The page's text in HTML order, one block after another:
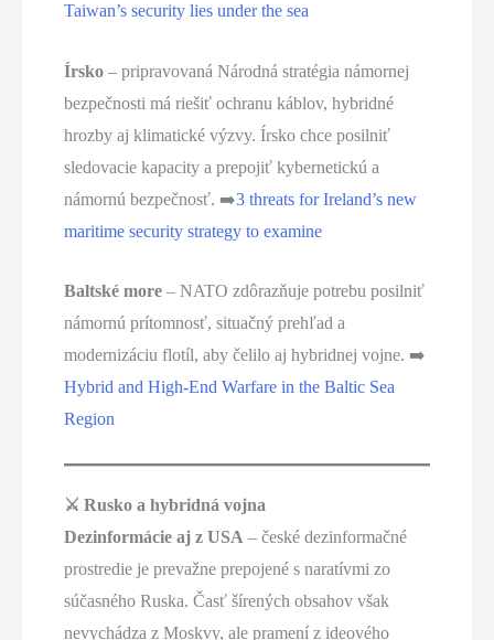
Taiwan’s security lies under the sea
Írsko – pripravovaná Národná stratégia námornej
bezpečnosti má riešiť ochranu káblov, hybridné
hrozby aj klimatické výzvy. Írsko chce posilniť
sledovacie kapacity a prepojiť kybernetickú a
námornú bezpečnosť. ➡️3 threats for Ireland’s new
maritime security strategy to examine
Baltské more – NATO zdôrazňuje potrebu posilniť
námornú prítomnosť, situačný prehľad a
modernizáciu flotíl, aby čelilo aj hybridnej vojne. ➡️
Hybrid and High-End Warfare in the Baltic Sea
Region
⚔️ Rusko a hybridná vojna
Dezinformácie aj z USA – české dezinformačné
prostredie je prevažne prepojené s naratívmi zo
súčasného Ruska. Časť šírených obsahov však
nevychádza z Moskvy, ale pramení z ideového